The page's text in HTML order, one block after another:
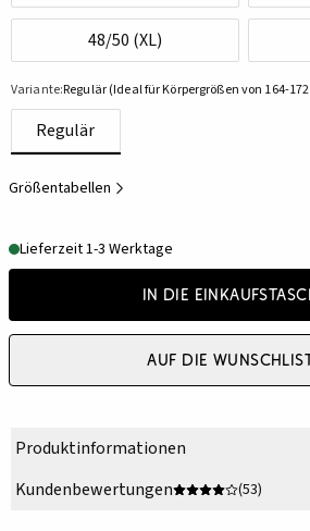
48/50 (XL)
Variante:Regulär (Ideal für Körpergrößen von 164-
Regulär
Größentabellen
Lieferzeit 1-3 Werktage
In die
Auf die
Produktinformationen
Kundenbewertungen
(53)